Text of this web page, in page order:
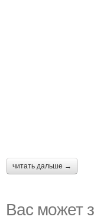
читать дальше →
Вас может